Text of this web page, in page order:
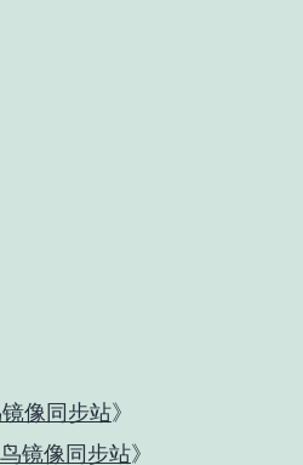
像同步站》
镜像同步站》